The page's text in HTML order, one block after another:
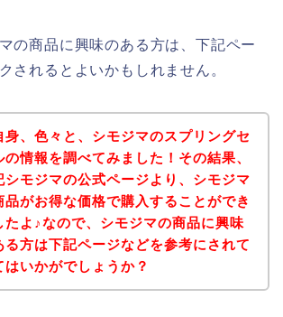
の商品に興味のある方は、下記ペー
されるとよいかもしれません。
身、色々と、シモジマのスプリングセ
の情報を調べてみました！その結果、
シモジマの公式ページより、シモジマ
品がお得な価格で購入することができ
たよ♪なので、シモジマの商品に興味
る方は下記ページなどを参考にされて
はいかがでしょうか？